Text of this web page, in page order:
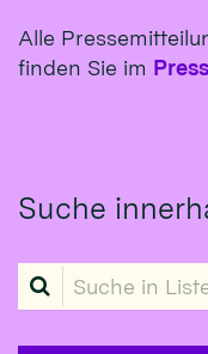
Alle
finden Sie im
Suche
Suche in Liste